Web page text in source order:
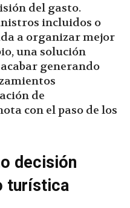
del gasto.
incluidos o
a organizar mejor
una solución
generando
de
con el paso de los
decisión
turística